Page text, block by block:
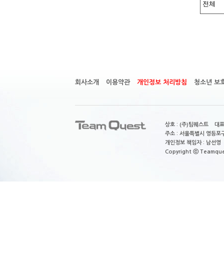
회사소개 이용약관 개인정보 처리방침 청소년 보
상호 : (주)팀퀘스트 대
주소 : 서울특별시 영등
개인정보 책임자 : 남
Copyright ⓒ